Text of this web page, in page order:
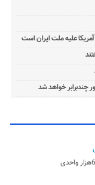
آمریکا علیه ملت ایران است
خواهد شد